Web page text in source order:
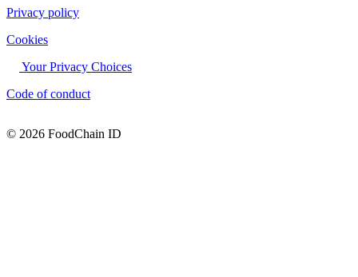
Privacy policy
Cookies
Your Privacy Choices
Code of conduct
© 2026 FoodChain ID